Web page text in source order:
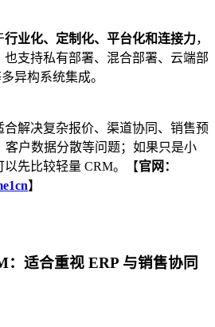
行业化、定制化、平台化和连接力，
也支持私有部署、混合部署、云端部
异构系统集成。
解决复杂报价、渠道协同、销售预
客户数据分散等问题；如果只是小
先比较轻量 CRM。【官网：
】
：适合重视 ERP 与销售协同